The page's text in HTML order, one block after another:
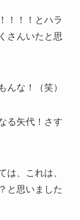
！！！とハラ
さんいたと思
んな！（笑）
る矢代！さす
は、これは、
と思いました